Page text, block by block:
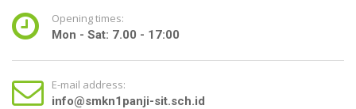
Opening times:
Mon - Sat: 7.00 - 17:00
E-mail address:
info@smkn1panji-sit.sch.id